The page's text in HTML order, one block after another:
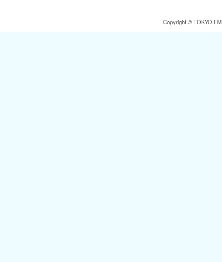
Copyright © TOKYO